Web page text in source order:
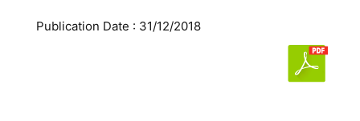
Publication Date : 31/12/2018